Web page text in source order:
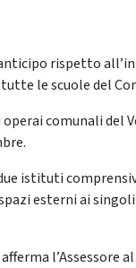
rispetto
le scuole del
comunali del
istituti
esterni ai